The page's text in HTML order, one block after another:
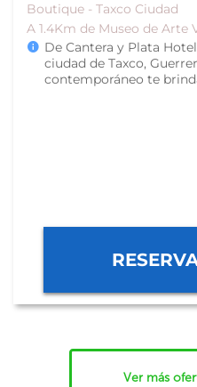
Boutique - Taxco Ciudad
A 1.4Km de Museo de Arte
De Cantera y Plata
ciudad de Taxco,
contemporáneo te
Ver más